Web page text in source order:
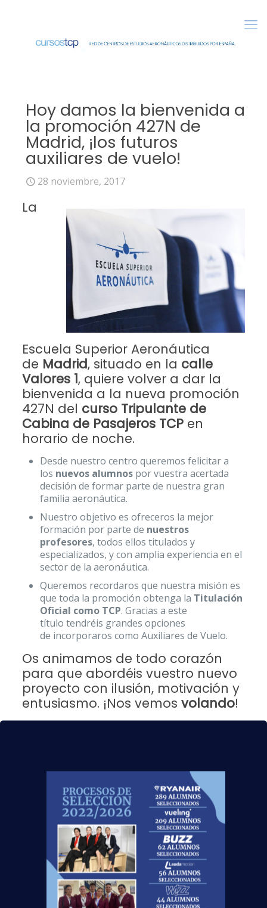
Hoy damos la bienvenida a
la promoción 427N de
Madrid, ¡los futuros
auxiliares de vuelo!
28 noviembre, 2017
La
Escuela Superior Aeronáutica
de Madrid, situado en la calle
Valores 1, quiere volver a dar la
bienvenida a la nueva promoción
427N del curso Tripulante de
Cabina de Pasajeros TCPen
horario de noche.
Desde nuestro centro queremos felicitar a
los nuevos alumnospor vuestra acertada
decisión de formar parte de nuestra gran
familia aeronáutica.
Nuestro objetivo es ofreceros la mejor
formación por parte de nuestros
profesores, todos ellos titulados y
especializados, y con amplia experiencia en el
sector de la aeronáutica.
Queremos recordaros que nuestra misión es
que toda la promoción obtenga la Titulación
Oficial como TCP. Gracias a este
título tendréis grandes opciones
de incorporaros como Auxiliares de Vuelo.
Os animamos de todo corazón
para que abordéis vuestro nuevo
proyecto con ilusión, motivación y
entusiasmo. ¡Nos vemos volando!
Y si aun no eres nuestro alumno, te
de Vuelo encualquier compañía aérea
. Con nosotros podrás aprender a
ejercer una profesión de
alto prestigioen
sector aeronáutico, donde podrás viajar y
conocer nuevas culturas mientras trabajas.
Además, actualmente están aumentando las
contrataciones para auxiliares de vuelo debido al
aumento de pasajeros en nuestro país, por lo
que es la opción perfecta si buscasqué
estudiarcon posibilidades de encontrarempleo
en pocos meses.